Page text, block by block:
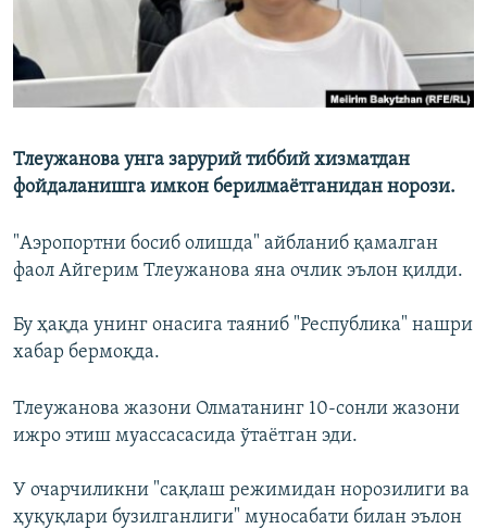
Тлеужанова унга зарурий тиббий хизматдан
фойдаланишга имкон берилмаётганидан норози.
"Аэропортни босиб олишда" айбланиб қамалган
фаол Айгерим Тлеужанова яна очлик эълон қилди.
Бу ҳақда унинг онасига таяниб "Республика" нашри
хабар бермоқда.
Тлеужанова жазони Олматанинг 10-сонли жазони
ижро этиш муассасасида ўтаётган эди.
У очарчиликни "сақлаш режимидан норозилиги ва
ҳуқуқлари бузилганлиги" муносабати билан эълон